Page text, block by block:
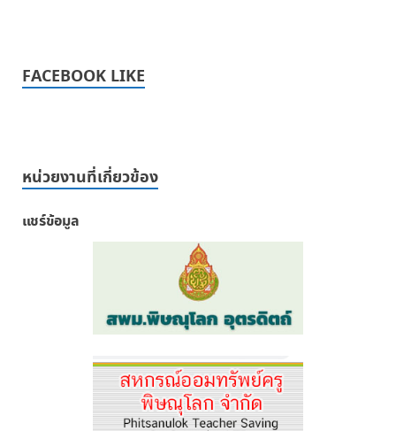
FACEBOOK LIKE
หน่วยงานที่เกี่ยวข้อง
แชร์ข้อมูล